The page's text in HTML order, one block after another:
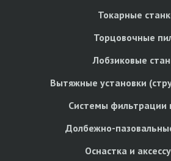
Токарные
Торцовочные
Лобзиковые
Вытяжные установки
Системы фильтрации
Долбежно-
Оснастка и